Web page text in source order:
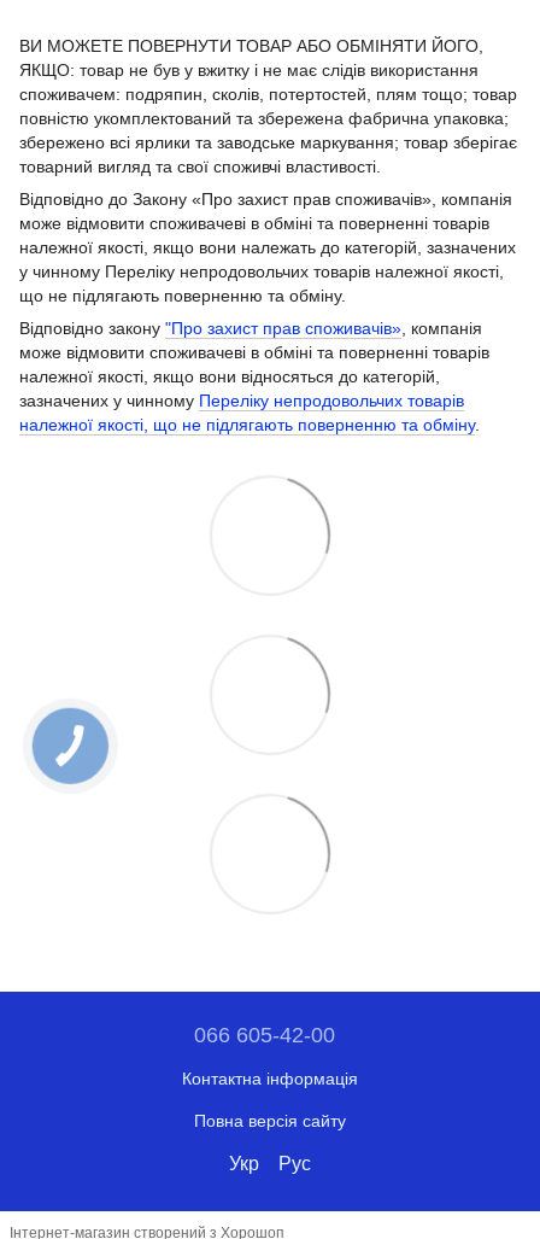
ВИ МОЖЕТЕ ПОВЕРНУТИ ТОВАР АБО ОБМІНЯТИ ЙОГО,
ЯКЩО: товар не був у вжитку і не має слідів використання
споживачем: подряпин, сколів, потертостей, плям тощо; товар
повністю укомплектований та збережена фабрична упаковка;
збережено всі ярлики та заводське маркування; товар зберігає
товарний вигляд та свої споживчі властивості.
Відповідно до Закону «Про захист прав споживачів», компанія
може відмовити споживачеві в обміні та поверненні товарів
належної якості, якщо вони належать до категорій, зазначених
у чинному Переліку непродовольчих товарів належної якості,
що не підлягають поверненню та обміну.
Відповідно закону "Про захист прав споживачів» , компанія
може відмовити споживачеві в обміні та поверненні товарів
належної якості, якщо вони відносяться до категорій,
зазначених у чинному Переліку непродовольчих товарів
належної якості, що не підлягають поверненню та обміну.
066 605-42-00
Контактна інформація
Повна версія сайту
Укр Рус
Інтернет-магазин створений з Хорошоп